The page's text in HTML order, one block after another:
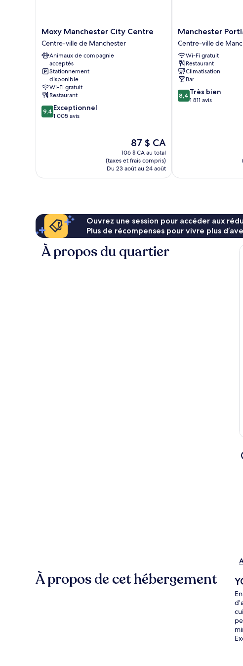
Moxy
Manchester
City
Centre
Centre-
ville
de
Manchester
Moxy Manchester City Centre
Centre-ville de Manchester
Animaux de compagnie
acceptés
Stationnement
disponible
Wi-Fi gratuit
Restaurant
9.4
sur
9,4 Exceptionnel
1 005 avis
Le
prix
est
de
87 $ CA
87 $ CA
106 $ CA au total
(taxes et frais compris)
Du 23 août au 24 août
Manchester
Portland
By
Sunday
Centre-
ville
de
Manchester
Manchester
Centre-ville de
Wi-Fi gratuit
Restaurant
Climatisation
Bar
8.4
sur
8,4 Très bien
1 811 avis
Ouvrez une session pour accéder aux
Plus de récompenses pour vivre plus
À propos du quartier
À propos de cet hébergement